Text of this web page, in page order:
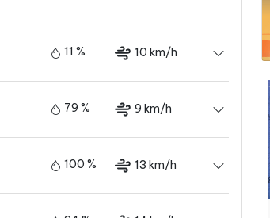
11 % 10 km/h
79 % 9 km/h
100 % 13 km/h